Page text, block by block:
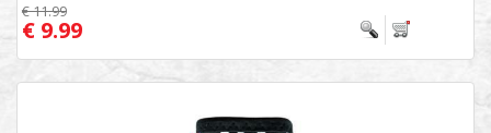
€ 11.99
€ 9.99